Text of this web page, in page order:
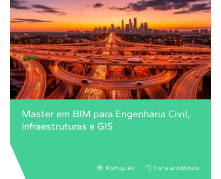
Master em BIM para Engenharia Civil,
Infraestruturas e GIS
Português 1 ano acadêmico